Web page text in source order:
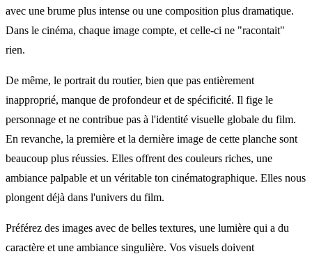
avec une brume plus intense ou une composition plus dramatique.
Dans le cinéma, chaque image compte, et celle-ci ne "racontait"
rien.
De même, le portrait du routier, bien que pas entièrement
inapproprié, manque de profondeur et de spécificité. Il fige le
personnage et ne contribue pas à l'identité visuelle globale du film.
En revanche, la première et la dernière image de cette planche sont
beaucoup plus réussies. Elles offrent des couleurs riches, une
ambiance palpable et un véritable ton cinématographique. Elles nous
plongent déjà dans l'univers du film.
Préférez des images avec de belles textures, une lumière qui a du
caractère et une ambiance singulière. Vos visuels doivent